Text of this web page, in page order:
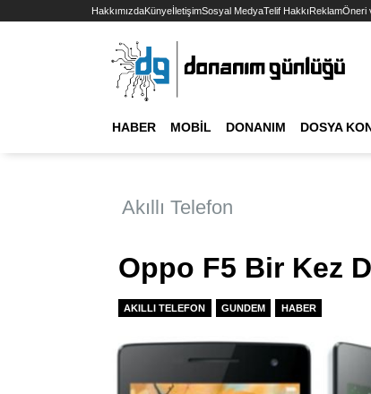
HakkımızdaKünyeİletişimSosyal MedyaTelif HakkıReklamÖneri
HABER MOBIL DONANIM DOSYA
Akıllı Telefon
Oppo F5 Bir Kez
AKILLI TELEFON GUNDEM HABER